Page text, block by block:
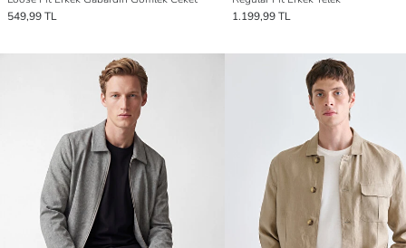
549,99 TL
1.199,99 TL